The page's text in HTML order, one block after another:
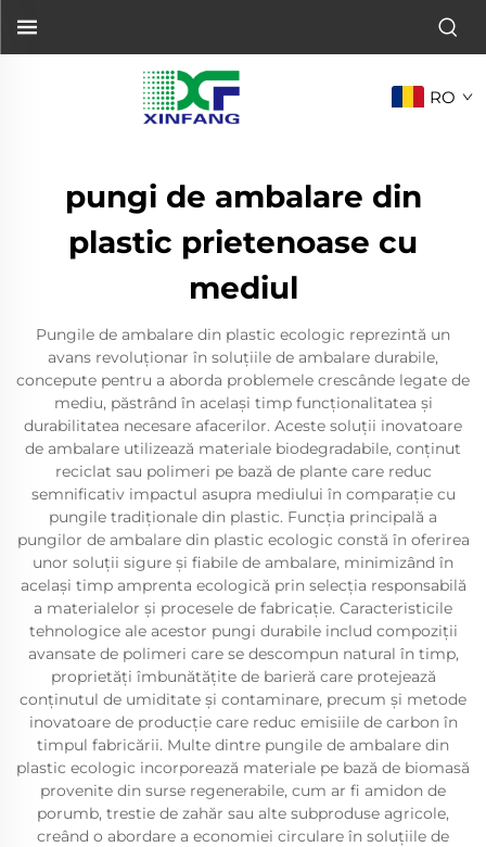
RO
pungi de ambalare din
plastic prietenoase cu
mediul
Pungile de ambalare din plastic ecologic reprezintă un
avans revoluționar în soluțiile de ambalare durabile,
concepute pentru a aborda problemele crescânde legate de
mediu, păstrând în același timp funcționalitatea și
durabilitatea necesare afacerilor. Aceste soluții inovatoare
de ambalare utilizează materiale biodegradabile, conținut
reciclat sau polimeri pe bază de plante care reduc
semnificativ impactul asupra mediului în comparație cu
pungile tradiționale din plastic. Funcția principală a
pungilor de ambalare din plastic ecologic constă în oferirea
unor soluții sigure și fiabile de ambalare, minimizând în
același timp amprenta ecologică prin selecția responsabilă
a materialelor și procesele de fabricație. Caracteristicile
tehnologice ale acestor pungi durabile includ compoziții
avansate de polimeri care se descompun natural în timp,
proprietăți îmbunătățite de barieră care protejează
conținutul de umiditate și contaminare, precum și metode
inovatoare de producție care reduc emisiile de carbon în
timpul fabricării. Multe dintre pungile de ambalare din
plastic ecologic incorporează materiale pe bază de biomasă
provenite din surse regenerabile, cum ar fi amidon de
porumb, trestie de zahăr sau alte subproduse agricole,
creând o abordare a economiei circulare în soluțiile de